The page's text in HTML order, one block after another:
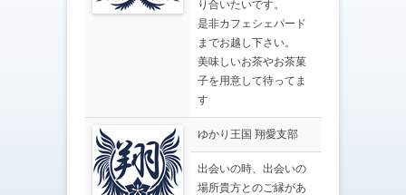
り合いたいです。
是非カフェシェパード
までお越し下さい。
美味しいお茶やお茶菓
子を用意して待ってま
す
ゆかり王国 翔愛支部
出会いの時、出会いの
場所貴方とのご縁があ